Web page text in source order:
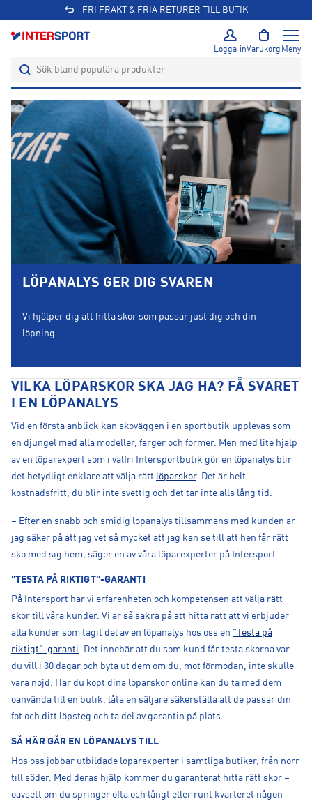
FRI FRAKT & FRIA RETURER TILL BUTIK
Logga inVarukorg Meny
LÖPANALYS GER DIG SVAREN
Vi hjälper dig att hitta skor som passar just dig och din
löpning
VILKA LÖPARSKOR SKA JAG HA? FÅ SVARET
I EN LÖPANALYS
Vid en första anblick kan skoväggen i en sportbutik upplevas som
en djungel med alla modeller, färger och former. Men med lite hjälp
av en löparexpert som i valfri Intersportbutik gör en löpanalys blir
det betydligt enklare att välja rätt löparskor. Det är helt
kostnadsfritt, du blir inte svettig och det tar inte alls lång tid.
– Efter en snabb och smidig löpanalys tillsammans med kunden är
jag säker på att jag vet så mycket att jag kan se till att hen får rätt
sko med sig hem, säger en av våra löparexperter på Intersport.
"TESTA PÅ RIKTIGT"-GARANTI
På Intersport har vi erfarenheten och kompetensen att välja rätt
skor till våra kunder. Vi är så säkra på att hitta rätt att vi erbjuder
alla kunder som tagit del av en löpanalys hos oss en "Testa på
riktigt"-garanti. Det innebär att du som kund får testa skorna var
du vill i 30 dagar och byta ut dem om du, mot förmodan, inte skulle
vara nöjd. Har du köpt dina löparskor online kan du ta med dem
oanvända till en butik, låta en säljare säkerställa att de passar din
fot och ditt löpsteg och ta del av garantin på plats.
SÅ HÄR GÅR EN LÖPANALYS TILL
Hos oss jobbar utbildade löparexperter i samtliga butiker, från norr
till söder. Med deras hjälp kommer du garanterat hitta rätt skor –
oavsett om du springer ofta och långt eller runt kvarteret någon